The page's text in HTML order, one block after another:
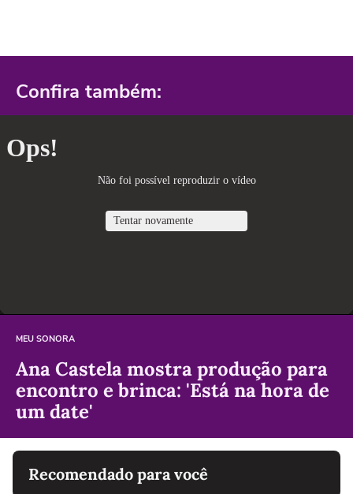
Confira também:
MEU SONORA
Ana Castela mostra produção para
encontro e brinca: 'Está na hora de
um date'
Recomendado para você